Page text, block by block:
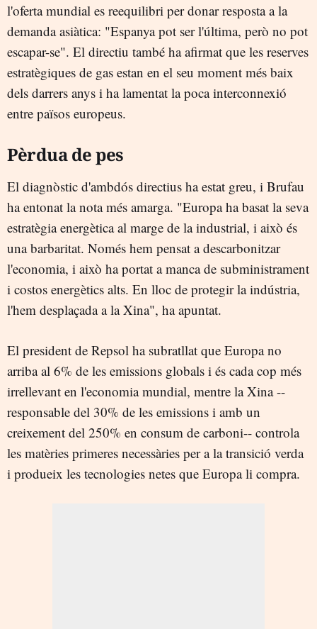
l'oferta mundial es reequilibri per donar resposta a la
demanda asiàtica: "Espanya pot ser l'última, però no pot
escapar-se". El directiu també ha afirmat que les reserves
estratègiques de gas estan en el seu moment més baix
dels darrers anys i ha lamentat la poca interconnexió
entre països europeus.
Pèrdua de pes
El diagnòstic d'ambdós directius ha estat greu, i Brufau
ha entonat la nota més amarga. "Europa ha basat la seva
estratègia energètica al marge de la industrial, i això és
una barbaritat. Només hem pensat a descarbonitzar
l'economia, i això ha portat a manca de subministrament
i costos energètics alts. En lloc de protegir la indústria,
l'hem desplaçada a la Xina", ha apuntat.
El president de Repsol ha subratllat que Europa no
arriba al 6% de les emissions globals i és cada cop més
irrellevant en l'economia mundial, mentre la Xina --
responsable del 30% de les emissions i amb un
creixement del 250% en consum de carboni-- controla
les matèries primeres necessàries per a la transició verda
i produeix les tecnologies netes que Europa li compra.